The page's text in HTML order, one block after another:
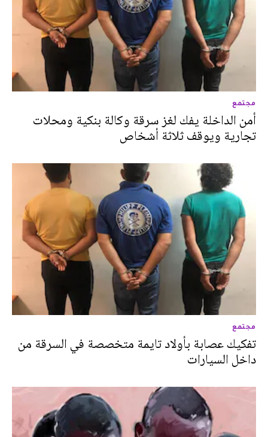
مجتمع
أمن الداخلة يفك لغز سرقة وكالة بنكية ومحلات
تجارية ويوقف ثلاثة أشخاص
مجتمع
تفكيك عصابة بأولاد تايمة متخصصة في السرقة من
داخل السيارات